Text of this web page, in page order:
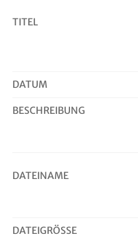
TITEL
DATUM
BESCHREIBUNG
DATEINAME
DATEIGRÖSSE